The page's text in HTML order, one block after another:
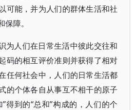
可能，并为人们的群体生活和社
障。
为人们在日常生活中彼此交往和
码的相互评价准则并获得了相对
任何社会中，人们的日常生活都
的个体各自从事互不相干的原子
得到的“总和”构成的，人们的个